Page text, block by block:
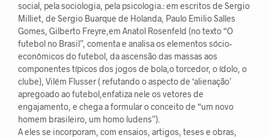
social, pela sociologia, pela psicologia.: em escritos de Sergio
Milliet, de Sergio Buarque de Holanda, Paulo Emilio Salles
Gomes, Gilberto Freyre,em Anatol Rosenfeld (no texto “O
futebol no Brasil”, comenta e analisa os elementos sócio-
econômicos do futebol, da ascensão das massas aos
componentes típicos dos jogos de bola,o torcedor, o ídolo, o
clube), Vilém Flusser ( refutando o aspecto de ‘alienação’
apregoado ao futebol,enfatiza nele os vetores de
engajamento, e chega a formular o conceito de “um novo
homem brasileiro, um homo ludens”).
A eles se incorporam, com ensaios, artigos, teses e obras,